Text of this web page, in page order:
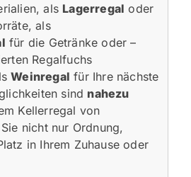
als Lagerregal oder
als
für die Getränke oder –
Regalfuchs
Weinregal für Ihre nächste
sind nahezu
Kellerregal von
nicht nur Ordnung,
in Ihrem Zuhause oder